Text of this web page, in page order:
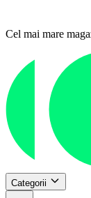
Cel mai mare
Categorii